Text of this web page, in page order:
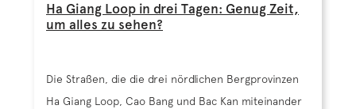
Ha Giang Loop in drei Tagen: Genug Zeit,
um alles zu sehen?
Die Straßen, die die drei nördlichen Bergprovinzen
Ha Giang Loop, Cao Bang und Bac Kan miteinander